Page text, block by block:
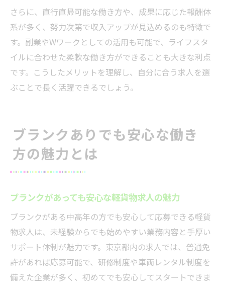
さらに、直行直帰可能な働き方や、成果に応じた報酬体
系が多く、努力次第で収入アップが見込めるのも特徴で
す。副業やWワークとしての活用も可能で、ライフスタ
イルに合わせた柔軟な働き方ができることも大きな利点
です。こうしたメリットを理解し、自分に合う求人を選
ぶことで長く活躍できるでしょう。
ブランクありでも安心な働き
方の魅力とは
ブランクがあっても安心な軽貨物求人の魅力
ブランクがある中高年の方でも安心して応募できる軽貨
物求人は、未経験からでも始めやすい業務内容と手厚い
サポート体制が魅力です。東京都内の求人では、普通免
許があれば応募可能で、研修制度や車両レンタル制度を
備えた企業が多く、初めてでも安心してスタートできま